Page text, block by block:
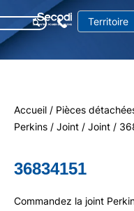
Accueil / Pièces
Perkins / Joint / Joint /
36834151
Commandez la joint